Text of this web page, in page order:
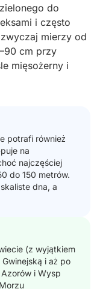
do
i często
mierzy od
cm przy
mięsożerny i
potrafi również
na
najczęściej
do 150 metrów.
dna, a
(z wyjątkiem
i aż po
i Wysp